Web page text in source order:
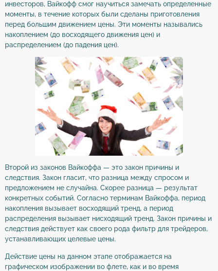
инвесторов, Вайкофф смог научиться замечать определенные
моменты, в течение которых были сделаны приготовления
перед большим движением цены. Эти моменты назывались
накоплением (до восходящего движения цен) и
распределением (до падения цен).
Второй из законов Вайкоффа — это закон причины и
следствия. Закон гласит, что разница между спросом и
предложением не случайна. Скорее разница — результат
конкретных событий. Согласно терминам Вайкоффа, период
накопления вызывает восходящий тренд, а период
распределения вызывает нисходящий тренд. Закон причины и
следствия действует как своего рода фильтр для трейдеров,
устанавливающих целевые цены.
Действие цены на данном этапе отображается на
графическом изображении во флете, как и во время